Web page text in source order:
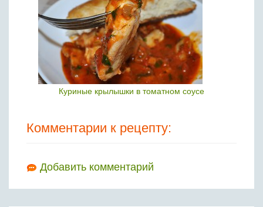
Куриные крылышки в томатном соусе
Комментарии к рецепту:
Добавить комментарий